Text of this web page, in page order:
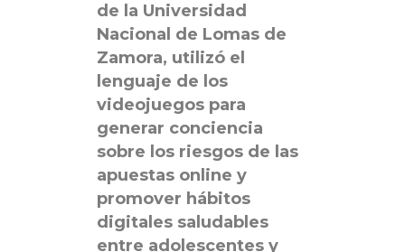
de la Universidad
Nacional de Lomas de
Zamora, utilizó el
lenguaje de los
videojuegos para
generar conciencia
sobre los riesgos de las
apuestas online y
promover hábitos
digitales saludables
entre adolescentes y